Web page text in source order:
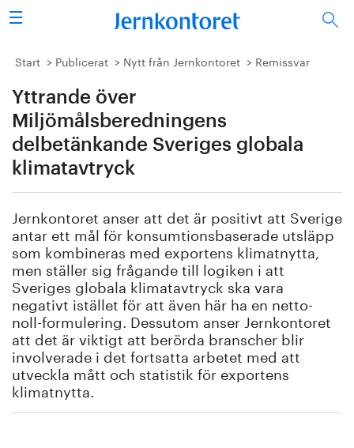
Sök
Stålindustrin
Vision 2050
Forskning/utbildning
Energi/miljö
Vi tycker
Publicerat
Bildbank
Om oss
Start Publicerat Nytt från Jernkontoret Remissvar
Yttrande över
Miljömålsberedningens
delbetänkande Sveriges globala
klimatavtryck
Jernkontoret anser att det är positivt att Sverige
antar ett mål för konsumtionsbaserade utsläpp
som kombineras med exportens klimatnytta,
men ställer sig frågande till logiken i att
Sveriges globala klimatavtryck ska vara
negativt istället för att även här ha en netto-
noll-formulering. Dessutom anser Jernkontoret
att det är viktigt att berörda branscher blir
involverade i det fortsatta arbetet med att
utveckla mått och statistik för exportens
klimatnytta.